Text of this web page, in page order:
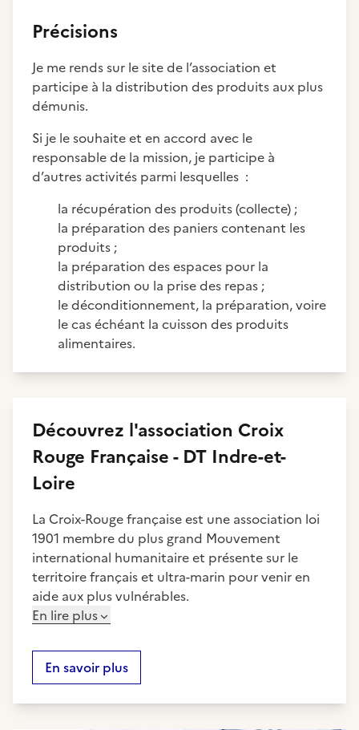
Précisions
Je me rends sur le site de l’association et
participe à la distribution des produits aux plus
démunis.
Si je le souhaite et en accord avec le
responsable de la mission, je participe à
d’autres activités parmi lesquelles :
la récupération des produits (collecte) ;
la préparation des paniers contenant les
produits ;
la préparation des espaces pour la
distribution ou la prise des repas ;
le déconditionnement, la préparation, voire
le cas échéant la cuisson des produits
alimentaires.
Découvrez l'association Croix
Rouge Française - DT Indre-et-
Loire
La Croix-Rouge française est une association loi
1901 membre du plus grand Mouvement
international humanitaire et présente sur le
territoire français et ultra-marin pour venir en
aide aux plus vulnérables.
En lire plus
En savoir plus